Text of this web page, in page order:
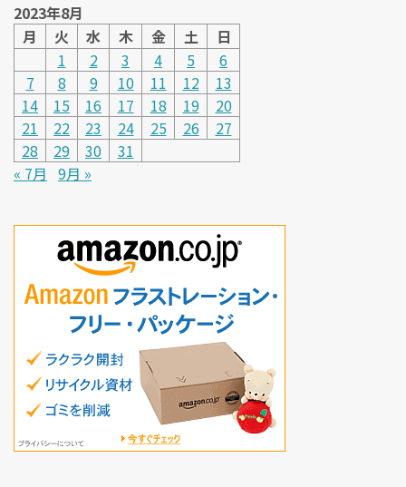
2023年8月
月
火 水 木 金 土
日
1
2 3 4 5
6
7
8 9 10 11 12
13
14
15 16 17 18 19
20
21
22 23 24 25 26
27
28
29 30
31
« 7月 9月 »